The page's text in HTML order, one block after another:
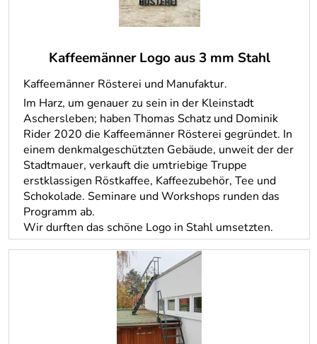
Kaffeemänner Logo aus 3 mm Stahl
Kaffeemänner Rösterei und Manufaktur.
Im Harz, um genauer zu sein in der Kleinstadt
Aschersleben; haben Thomas Schatz und Dominik
Rider 2020 die Kaffeemänner Rösterei gegründet. In
einem denkmalgeschützten Gebäude, unweit der der
Stadtmauer, verkauft die umtriebige Truppe
erstklassigen Röstkaffee, Kaffeezubehör, Tee und
Schokolade. Seminare und Workshops runden das
Programm ab.
Wir durften das schöne Logo in Stahl umsetzten.